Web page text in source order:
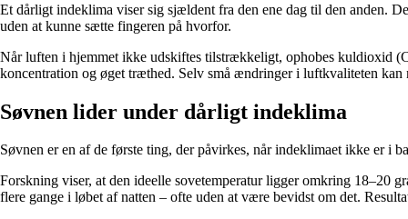
Et dårligt indeklima viser sig sjældent fra den ene dag til den anden.
uden at kunne sætte fingeren på hvorfor.
Når luften i hjemmet ikke udskiftes tilstrækkeligt, ophobes kuldioxid
koncentration og øget træthed. Selv små ændringer i luftkvaliteten
Søvnen lider under dårligt indeklima
Søvnen er en af de første ting, der påvirkes, når indeklimaet ikke er i
Forskning viser, at den ideelle sovetemperatur ligger omkring 18–20
flere gange i løbet af natten – ofte uden at være bevidst om det.